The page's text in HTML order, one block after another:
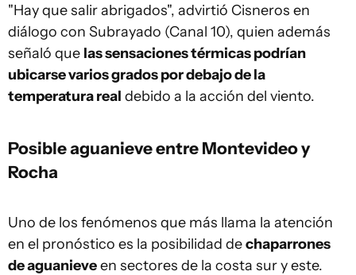
"Hay que salir abrigados", advirtió Cisneros en
diálogo con Subrayado (Canal 10), quien además
señaló que las sensaciones térmicas podrían
ubicarse varios grados por debajo de la
temperatura real debido a la acción del viento.
Posible aguanieve entre Montevideo y
Rocha
Uno de los fenómenos que más llama la atención
en el pronóstico es la posibilidad dechaparrones
de aguanieveen sectores de la costa sur y este.